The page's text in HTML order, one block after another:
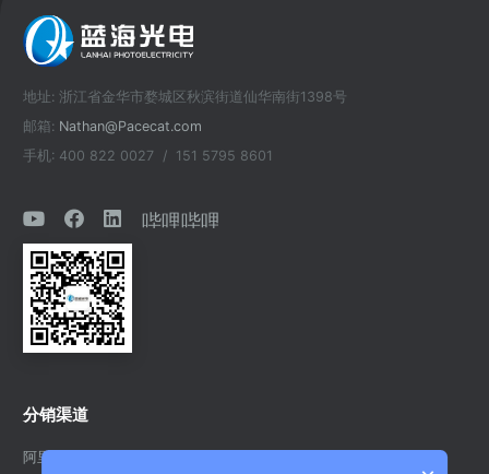
地址: 浙江省金华市婺城区秋滨街道仙华南街1398号
邮箱: Nathan@Pacecat.com
手机: 400 822 0027 / 151 5795 8601
哔哩哔哩
分销渠道
阿里巴巴官方